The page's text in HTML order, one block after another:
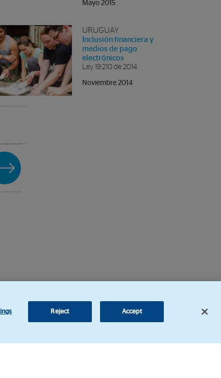
Mayo 2015
URUGUAY
Inclusión financiera y
medios de pago
electrónicos
Ley 19.210 de 2014
Noviembre 2014
Reject Accept